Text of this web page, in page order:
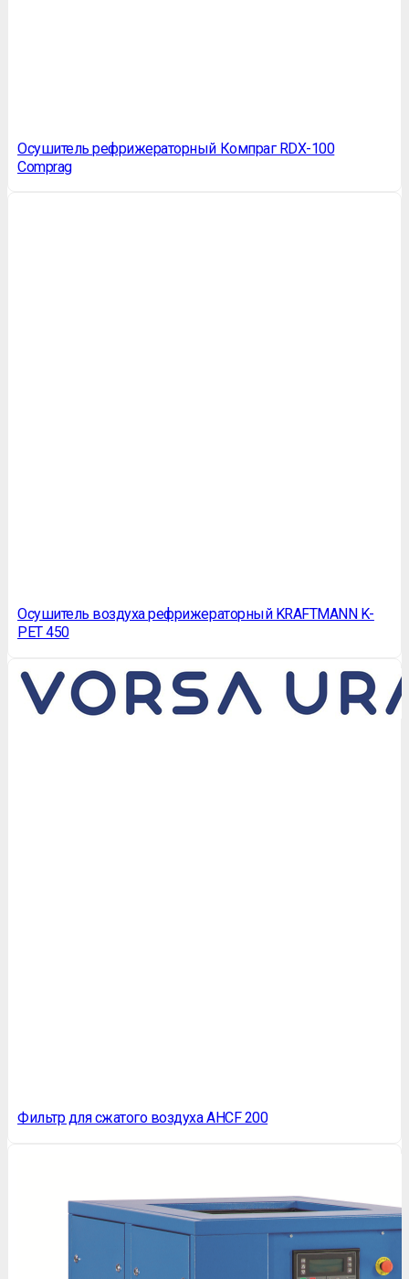
Осушитель рефрижераторный Компраг RDX-100
Comprag
Осушитель воздуха рефрижераторный KRAFTMANN K-
PET 450
Фильтр для сжатого воздуха AHCF 200